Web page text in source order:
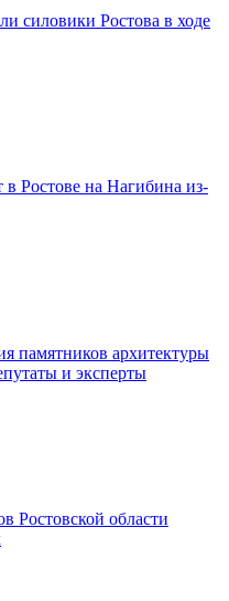
силовики Ростова в ходе
Ростове на Нагибина из-
памятников архитектуры
и эксперты
Ростовской области